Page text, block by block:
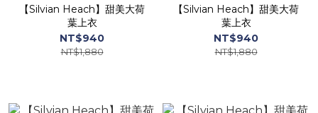
【Silvian Heach】甜美大荷
葉上衣
NT$940
NT$1,880
【Silvian Heach】甜美大荷
葉上衣
NT$940
NT$1,880